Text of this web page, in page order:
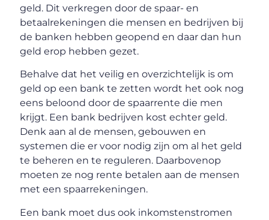
geld. Dit verkregen door de spaar- en
betaalrekeningen die mensen en bedrijven bij
de banken hebben geopend en daar dan hun
geld erop hebben gezet.
Behalve dat het veilig en overzichtelijk is om
geld op een bank te zetten wordt het ook nog
eens beloond door de spaarrente die men
krijgt. Een bank bedrijven kost echter geld.
Denk aan al de mensen, gebouwen en
systemen die er voor nodig zijn om al het geld
te beheren en te reguleren. Daarbovenop
moeten ze nog rente betalen aan de mensen
met een spaarrekeningen.
Een bank moet dus ook inkomstenstromen